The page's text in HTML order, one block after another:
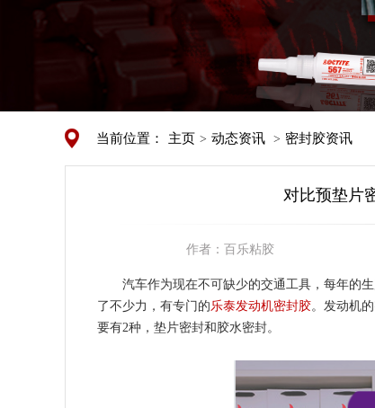
当前位置： 主页 > 动态资讯 > 密封胶资讯
对比预垫片
作者： 百乐粘胶
汽车作为现在不可缺少的交通工具，每年的
了不少力，有专门的乐泰发动机密封胶。发动机
要有2种，垫片密封和胶水密封。